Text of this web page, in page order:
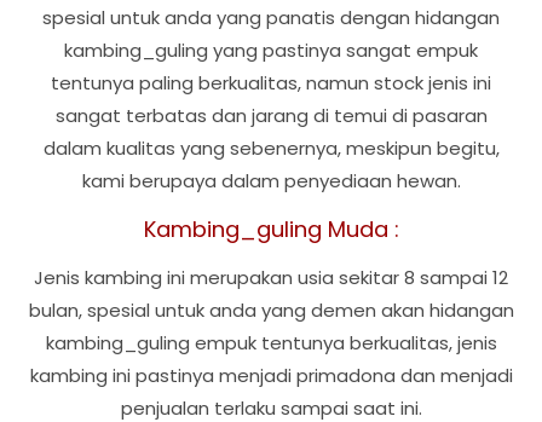
spesial untuk anda yang panatis dengan hidangan
kambing_guling yang pastinya sangat empuk
tentunya paling berkualitas, namun stock jenis ini
sangat terbatas dan jarang di temui di pasaran
dalam kualitas yang sebenernya, meskipun begitu,
kami berupaya dalam penyediaan hewan.
Kambing_guling Muda :
Jenis kambing ini merupakan usia sekitar 8 sampai 12
bulan, spesial untuk anda yang demen akan hidangan
kambing_guling empuk tentunya berkualitas, jenis
kambing ini pastinya menjadi primadona dan menjadi
penjualan terlaku sampai saat ini.